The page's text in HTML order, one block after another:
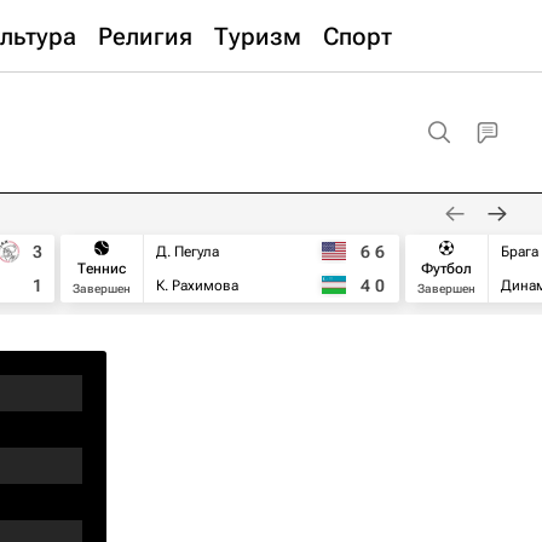
Религия Туризм Спорт
3
1
Теннис
Завершен
Д. Пегула
К. Рахимова
6 6
4 0
Футбол
Завершен
Брага